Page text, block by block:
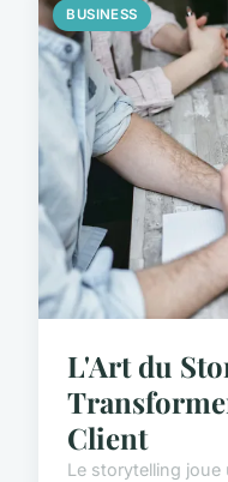
BUSINESS
L'Art du
Client
Le storytelling joue